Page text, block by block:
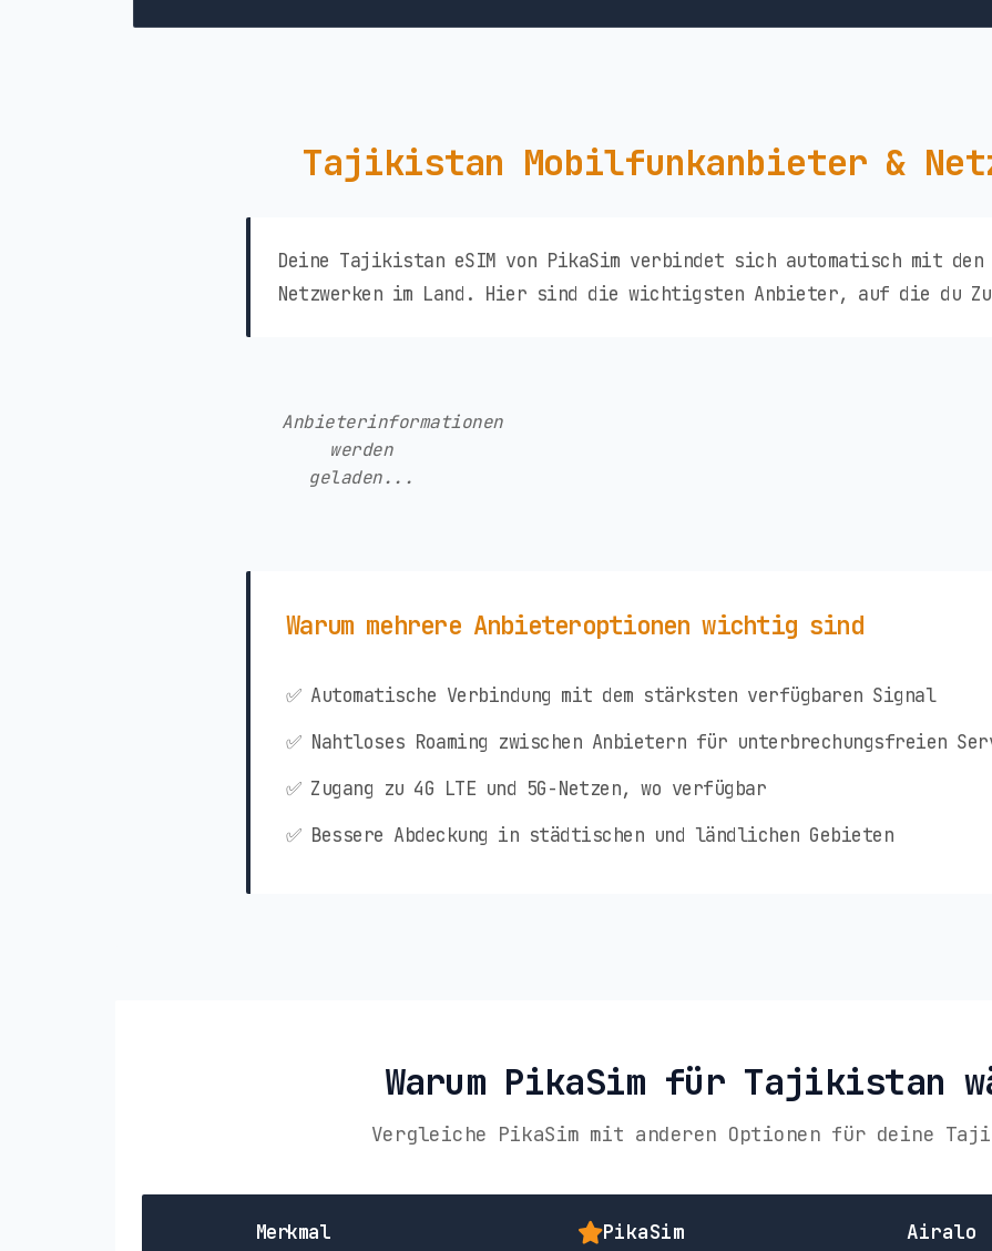
Tajikistan Mobilfunkanbieter &
Deine Tajikistan eSIM von PikaSim verbindet sich automatisch mit den
Netzwerken im Land. Hier sind die wichtigsten Anbieter, auf die du
Anbieterinformationen
werden
geladen...
Warum mehrere Anbieteroptionen wichtig sind
✅ Automatische Verbindung mit dem stärksten verfügbaren Signal
✅ Nahtloses Roaming zwischen Anbietern für unterbrechungsfreien
✅ Zugang zu 4G LTE und 5G-Netzen, wo verfügbar
✅ Bessere Abdeckung in städtischen und ländlichen Gebieten
Warum PikaSim für Tajikistan
Vergleiche PikaSim mit anderen Optionen für deine
Merkmal PikaSim Airalo